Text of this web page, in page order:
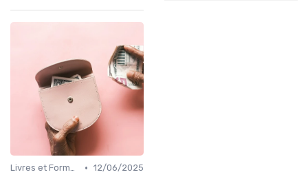
Livres et Formations sur l'Investissement • 12/06/2025